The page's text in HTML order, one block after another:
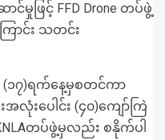
င်မှုဖြင့် FFD Drone တပ်ဖွဲ့
ာင်း သတင်း
(၁၇)ရက်နေ့မှစတင်ကာ
လုံးပေါင်း (၄၀)ကျော်ကြဲ
တပ်ဖွဲ့မှလည်း စနိုက်ပါ